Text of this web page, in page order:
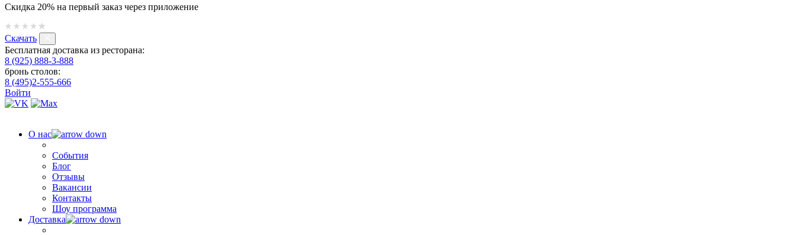
Скидка 20% на первый заказ через приложение
Скачать
Бесплатная доставка из ресторана:
8 (925) 888-3-888
бронь столов:
8 (495)2-555-666
Войти
О нас
События
Блог
Отзывы
Вакансии
Контакты
Шоу программа
Доставка